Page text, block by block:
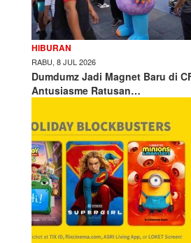
HIBURAN
RABU, 8 JUL 2026
Dumdumz Jadi Magnet Baru di
Antusiasme Ratusan…